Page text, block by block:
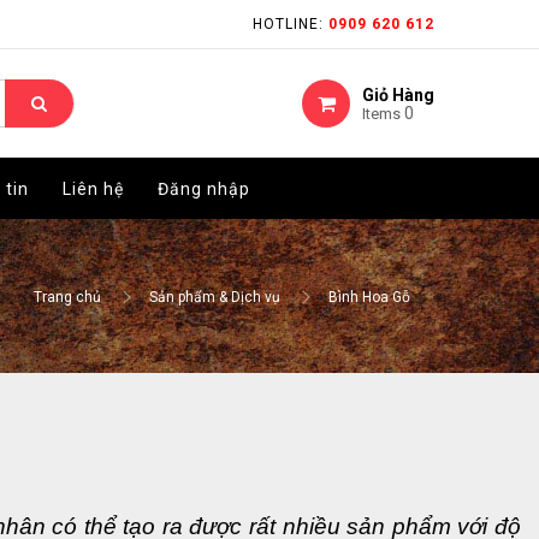
HOTLINE: 0909 620 612
Giỏ Hàng
Items 0
tin Liên hệ Đăng nhập
HOTLINE: 0909 620 612
Giỏ Hàng
Items 0
tin Liên hệ Đăng nhập
Trang chủ Sản phẩm & Dịch vụ Bình Hoa Gỗ
có thể tạo ra được rất nhiều sản phẩm với độ